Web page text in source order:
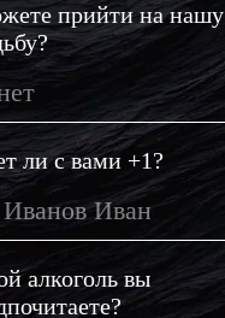
прийти на нашу
ли с вами +1?
алкоголь вы